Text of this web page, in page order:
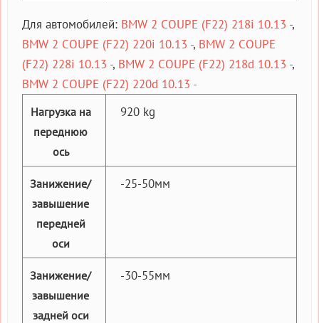
Для автомобилей: BMW 2 COUPE (F22) 218i 10.13 -,
BMW 2 COUPE (F22) 220i 10.13 -, BMW 2 COUPE
(F22) 228i 10.13 -, BMW 2 COUPE (F22) 218d 10.13 -,
BMW 2 COUPE (F22) 220d 10.13 -
Нагрузка на
переднюю
ось
920 kg
Занижение/
завышение
передней
оси
-25-50мм
Занижение/
завышение
задней оси
-30-55мм